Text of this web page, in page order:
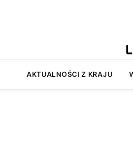
AKTUALNOŚCI Z KRAJU